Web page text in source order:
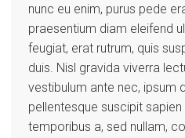
nunc eu enim, purus pede
praesentium diam eleifend
feugiat, erat rutrum, quis
duis. Nisl gravida viverra
vestibulum ante nec, ipsum
pellentesque suscipit
temporibus a, sed nullam,